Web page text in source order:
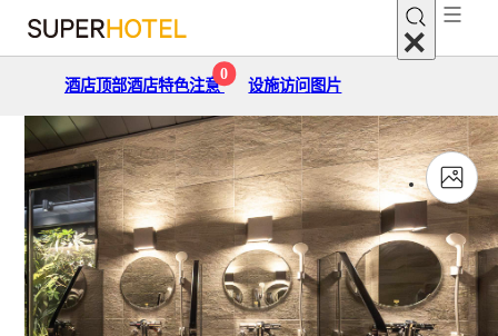
酒店顶部酒店特色注意
0
设施访问 图片